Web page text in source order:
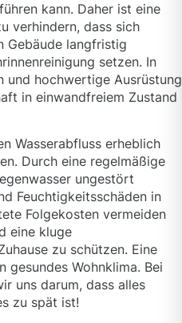
kann. Daher ist eine
verhindern, dass sich
Gebäude langfristig
setzen. In
hochwertige Ausrüstung
in einwandfreiem Zustand
Wasserabfluss erheblich
Durch eine regelmäßige
ungestört
Feuchtigkeitsschäden in
Folgekosten vermeiden
eine kluge
zu schützen. Eine
gesundes Wohnklima. Bei
uns darum, dass alles
zu spät ist!